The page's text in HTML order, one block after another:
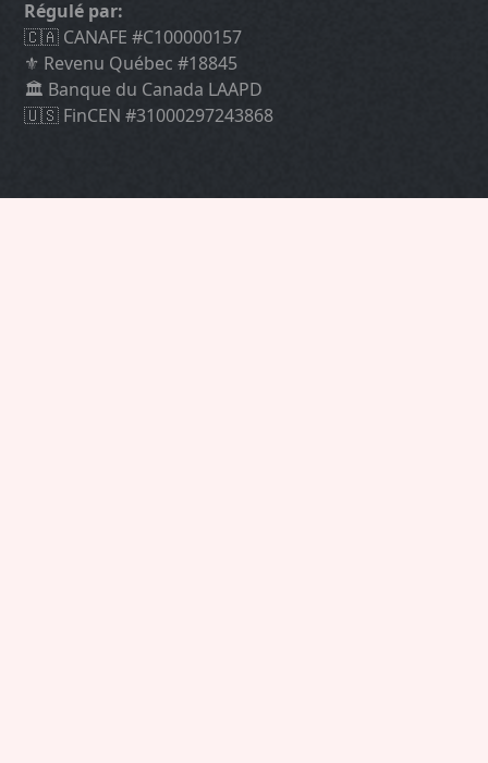
Régulé par:
🇨🇦 CANAFE #C100000157
⚜️ Revenu Québec #18845
🏛 Banque du Canada LAAPD
🇺🇸 FinCEN #31000297243868